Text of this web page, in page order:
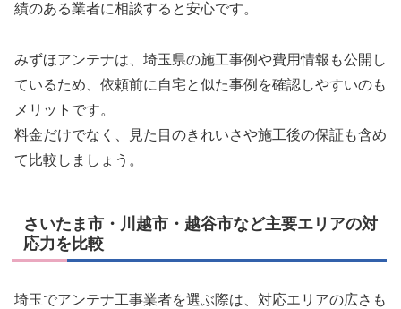
績のある業者に相談すると安心です。
みずほアンテナは、埼玉県の施工事例や費用情報も公開し
ているため、依頼前に自宅と似た事例を確認しやすいのも
メリットです。
料金だけでなく、見た目のきれいさや施工後の保証も含め
て比較しましょう。
さいたま市・川越市・越谷市など主要エリアの対
応力を比較
埼玉でアンテナ工事業者を選ぶ際は、対応エリアの広さも